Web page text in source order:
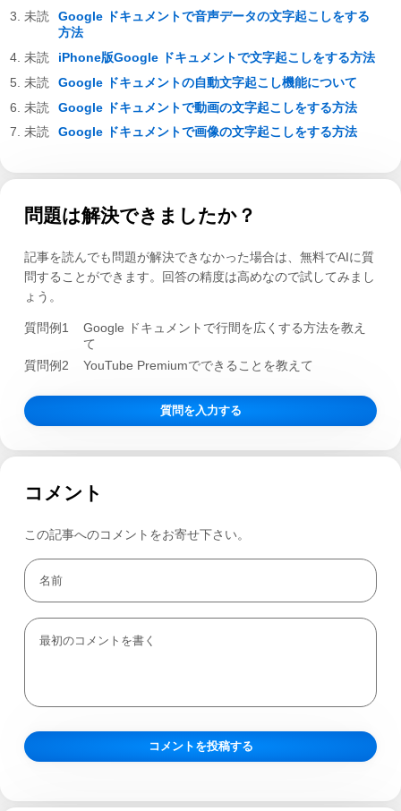
Google ドキュメントで音声データの文字起こしをする
方法
iPhone版Google ドキュメントで文字起こしをする方法
Google ドキュメントの自動文字起こし機能について
Google ドキュメントで動画の文字起こしをする方法
Google ドキュメントで画像の文字起こしをする方法
問題は解決できましたか？
記事を読んでも問題が解決できなかった場合は、無料でAIに質
問することができます。回答の精度は高めなので試してみまし
ょう。
質問例1
Google ドキュメントで行間を広くする方法を教え
て
質問例2
YouTube Premiumでできることを教えて
質問を入力する
コメント
この記事へのコメントをお寄せ下さい。